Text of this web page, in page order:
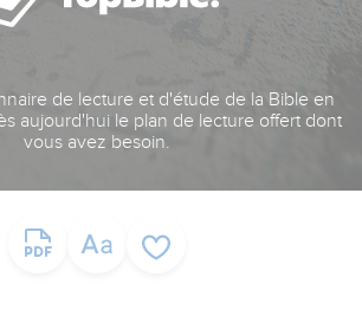
de lecture et d'étude de la Bible en
aujourd'hui le plan de lecture offert dont
vous avez besoin.